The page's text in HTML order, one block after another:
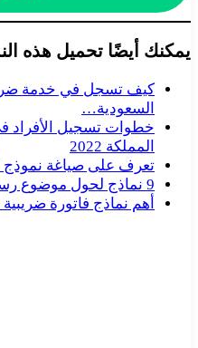
يمكنك أيضًا تحميل هذه
كيف تسجل في خدمة
السعودية…
خطوات تسجيل الأفراد
المملكة 2022
تعرف على صياغة نموذج
9 نماذج لحول موضوع رسالة الى صديقتي | نماذج بالعربي
أهم نماذج فاتورة ضريبية